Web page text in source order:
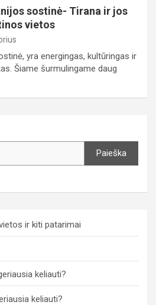
sostinė- Tirana ir jos
vietos
yra energingas, kultūringas ir
Šiame šurmulingame daug
Paieška
ir kiti patarimai
keliauti?
keliauti?